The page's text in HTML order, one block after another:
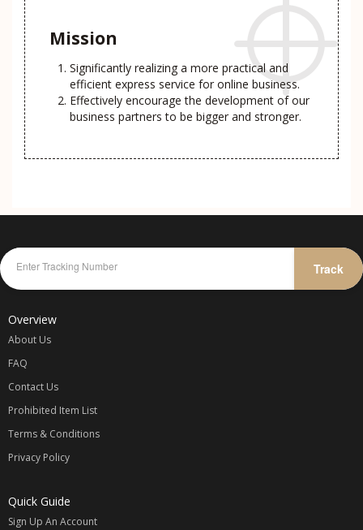
Mission
Significantly realizing a more practical and
efficient express service for online business.
Effectively encourage the development of our
business partners to be bigger and stronger.
Track
Overview
About Us
FAQ
Contact Us
Prohibited Item List
Terms & Conditions
Privacy Policy
Quick Guide
Sign Up An Account